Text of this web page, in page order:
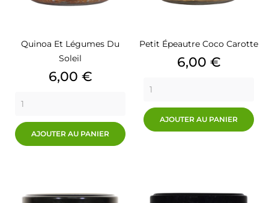
Quinoa Et Légumes Du
Soleil
Prix
6,00 €
AJOUTER AU PANIER
Petit Épeautre Coco Carotte
Prix
6,00 €
AJOUTER AU PANIER